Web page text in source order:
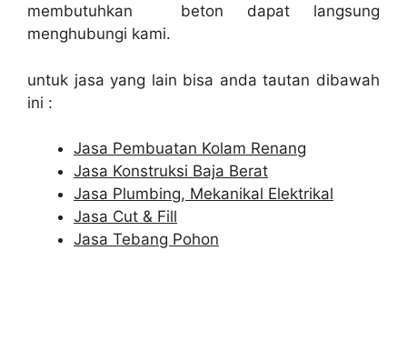
membutuhkan beton dapat langsung
menghubungi kami.
untuk jasa yang lain bisa anda tautan dibawah
ini :
Jasa Pembuatan Kolam Renang
Jasa Konstruksi Baja Berat
Jasa Plumbing, Mekanikal Elektrikal
Jasa Cut & Fill
Jasa Tebang Pohon